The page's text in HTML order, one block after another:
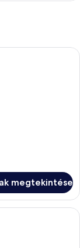
szoba,
megtekintése
amelyben egy